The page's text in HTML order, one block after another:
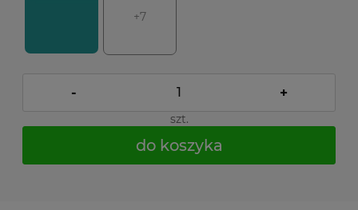
+7
- +
szt.
do koszyka